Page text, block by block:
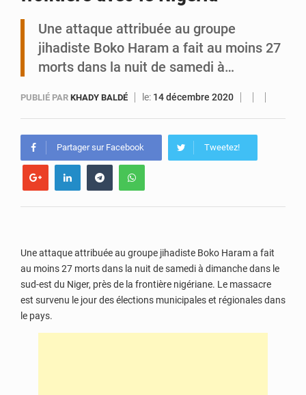
Une attaque attribuée au groupe
jihadiste Boko Haram a fait au moins 27
morts dans la nuit de samedi à…
PUBLIÉ PAR KHADY BALDÉ le: 14 décembre 2020
Partager sur Facebook Tweetez!
Une attaque attribuée au groupe jihadiste Boko Haram a fait
au moins 27 morts dans la nuit de samedi à dimanche dans le
sud-est du Niger, près de la frontière nigériane. Le massacre
est survenu le jour des élections municipales et régionales dans
le pays.